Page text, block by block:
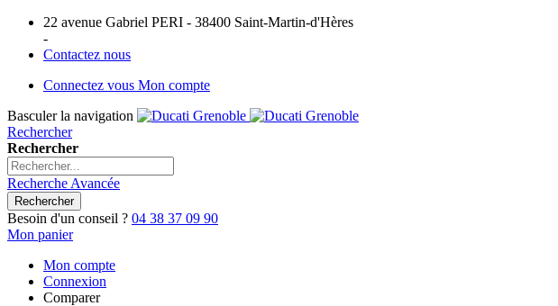
22 avenue Gabriel PERI - 38400 Saint-Martin-d'Hères
-
Contactez nous
Connectez vous Mon compte
Basculer la navigation
Rechercher
Rechercher
Recherche Avancée
Rechercher
Besoin d'un conseil ? 04 38 37 09 90
Mon panier
Mon compte
Connexion
Comparer